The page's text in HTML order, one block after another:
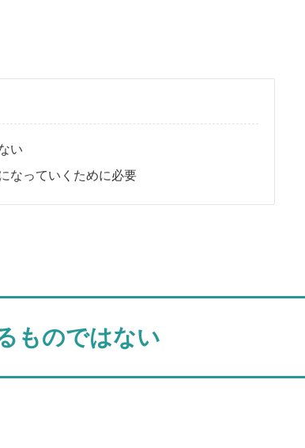
い
なっていくために必要
ものではない